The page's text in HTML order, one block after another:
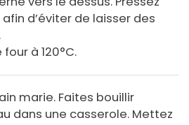
d’éviter de laisser des
à 120°C.
marie. Faites bouillir
dans une casserole. Mettez